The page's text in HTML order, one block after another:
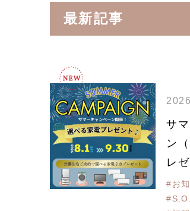
最新記事
サ
ン
レ
#お